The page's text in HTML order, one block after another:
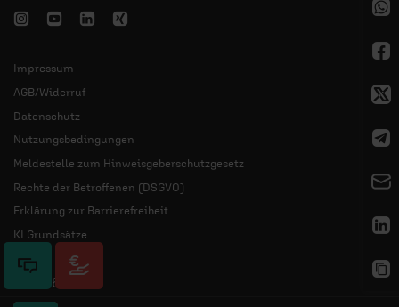
Impressum
AGB/Widerruf
Datenschutz
Nutzungsbedingungen
Meldestelle zum Hinweisgeberschutzgesetz
Rechte der Betroffenen (DSGVO)
Erklärung zur Barrierefreiheit
KI Grundsätze
© 2026 ERF